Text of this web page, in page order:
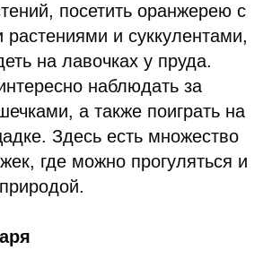
посетить оранжерею с
растениями и суккулентами,
на лавочках у пруда.
наблюдать за
а также поиграть на
Здесь есть множество
где можно прогуляться и